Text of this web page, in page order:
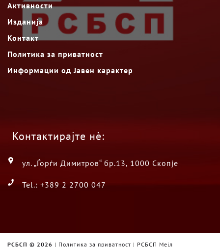
Активности
Изданија
Контакт
Политика за приватност
Информации од Јавен карактер
Контактирајте нè:
ул. „Ѓорѓи Димитров“ бр.13, 1000 Скопје
Tel.: +389 2 2700 047
РСБСП © 2026 | Политика за приватност | РСБСП Мејл